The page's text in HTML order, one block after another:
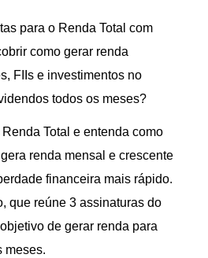
para o Renda Total com
como gerar renda
FIIs e investimentos no
todos os meses?
Total e entenda como
renda mensal e crescente
financeira mais rápido.
que reúne 3 assinaturas do
de gerar renda para
meses.